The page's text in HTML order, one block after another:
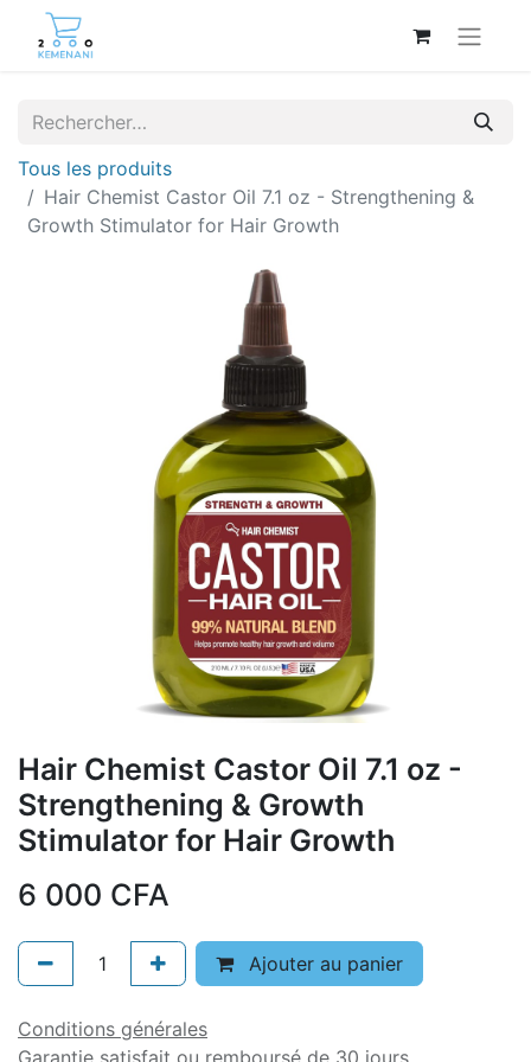
Tous les produits
Hair Chemist Castor Oil 7.1 oz - Strengthening &
Growth Stimulator for Hair Growth
Hair Chemist Castor Oil 7.1 oz -
Strengthening & Growth
Stimulator for Hair Growth
6 000 CFA
Ajouter au panier
Conditions générales
Garantie satisfait ou remboursé de 30 jours